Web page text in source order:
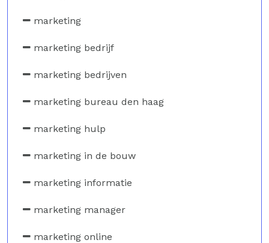
marketing
marketing bedrijf
marketing bedrijven
marketing bureau den haag
marketing hulp
marketing in de bouw
marketing informatie
marketing manager
marketing online